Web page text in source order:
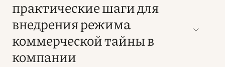
практические шаги для
внедрения режима
коммерческой тайны в
компании